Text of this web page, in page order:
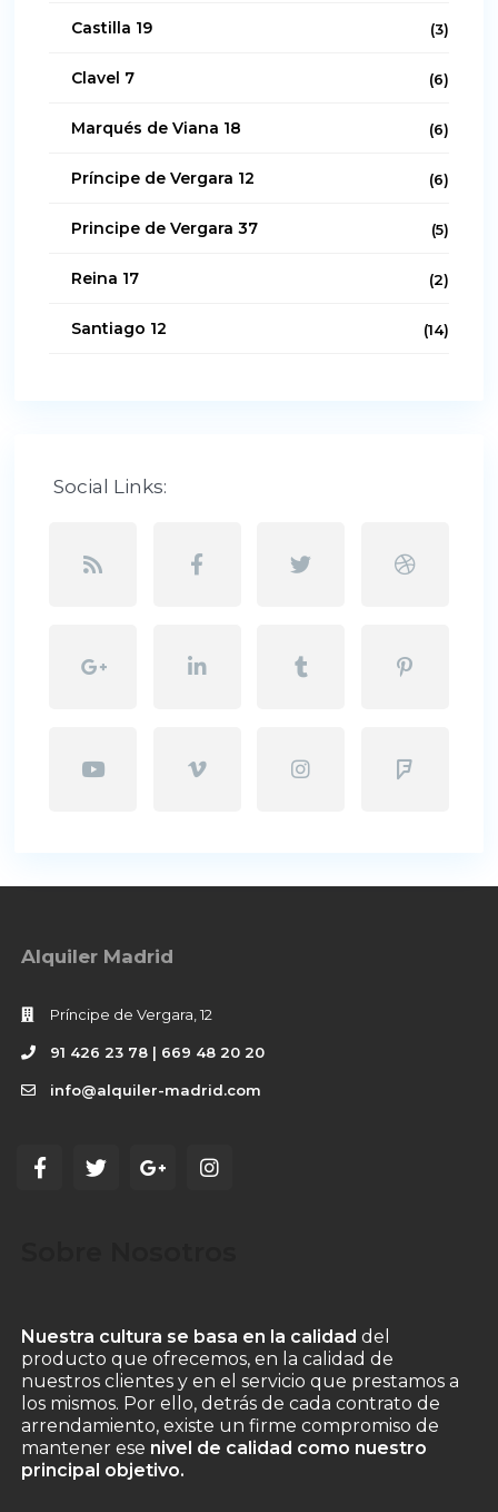
Castilla 19 (3)
Clavel 7 (6)
Marqués de Viana 18 (6)
Príncipe de Vergara 12 (6)
Principe de Vergara 37 (5)
Reina 17 (2)
Santiago 12 (14)
Social Links:
Alquiler Madrid
Príncipe de Vergara, 12
91 426 23 78 | 669 48 20 20
info@alquiler-madrid.com
Nuestra cultura se basa en la calidad del
producto que ofrecemos, en la calidad de
nuestros clientes y en el servicio que prestamos a
los mismos. Por ello, detrás de cada contrato de
arrendamiento, existe un firme compromiso de
mantener ese nivel de calidad como nuestro
principal objetivo.